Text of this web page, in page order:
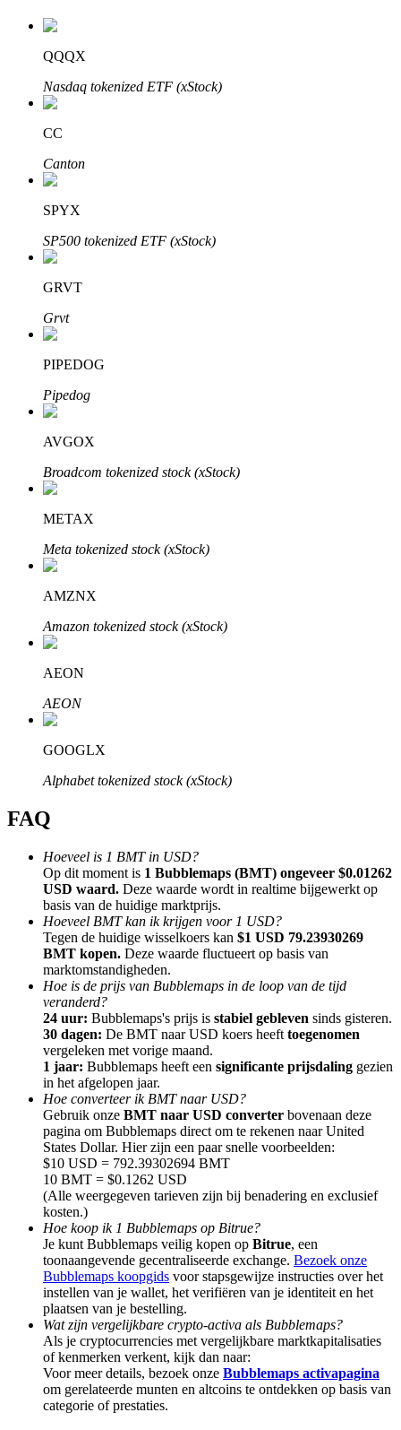
Auto Invest
Grijp langetermijnwinst en flexibele belangen
Leer staken
Meer informatie over het verdienen van passief inkomen
Bitrue
AI
Tot 65% commissies!
Doorverwijzing
Nodig een vriend uit om contante beloningen te ontvangen
BTC Welcome Rewards
BTC Welcome Rewards
Deposit & Trade BTC to Share 25000 USDT prize pool!
Deposit CASHCAT & Win
Share 500000 CASHCAT prize pool
Exclusive for BitMart Users
QQQX
Nasdaq tokenized ETF (xStock)
CC
Canton
SPYX
SP500 tokenized ETF (xStock)
GRVT
Grvt
PIPEDOG
Pipedog
AVGOX
Broadcom tokenized stock (xStock)
METAX
Meta tokenized stock (xStock)
AMZNX
Amazon tokenized stock (xStock)
AEON
AEON
GOOGLX
Alphabet tokenized stock (xStock)
FAQ
Hoeveel is 1 BMT in USD?
Op dit moment is 1 Bubblemaps (BMT) ongeveer $0.01262
USD waard. Deze waarde wordt in realtime bijgewerkt op
basis van de huidige marktprijs.
Hoeveel BMT kan ik krijgen voor 1 USD?
Tegen de huidige wisselkoers kan $1 USD 79.23930269
BMT kopen. Deze waarde fluctueert op basis van
marktomstandigheden.
Hoe is de prijs van Bubblemaps in de loop van de tijd
veranderd?
24 uur: Bubblemaps's prijs is stabiel gebleven sinds gisteren.
30 dagen: De BMT naar USD koers heeft toegenomen
vergeleken met vorige maand.
1 jaar: Bubblemaps heeft een significante prijsdaling gezien
in het afgelopen jaar.
Hoe converteer ik BMT naar USD?
Gebruik onze BMT naar USD converter bovenaan deze
pagina om Bubblemaps direct om te rekenen naar United
States Dollar. Hier zijn een paar snelle voorbeelden:
$10 USD = 792.39302694 BMT
10 BMT = $0.1262 USD
(Alle weergegeven tarieven zijn bij benadering en exclusief
kosten.)
Hoe koop ik 1 Bubblemaps op Bitrue?
Je kunt Bubblemaps veilig kopen op Bitrue, een
toonaangevende gecentraliseerde exchange. Bezoek onze
Bubblemaps koopgids voor stapsgewijze instructies over het
instellen van je wallet, het verifiëren van je identiteit en het
plaatsen van je bestelling.
Wat zijn vergelijkbare crypto-activa als Bubblemaps?
Als je cryptocurrencies met vergelijkbare marktkapitalisaties
of kenmerken verkent, kijk dan naar:
Voor meer details, bezoek onze Bubblemaps activapagina
om gerelateerde munten en altcoins te ontdekken op basis van
categorie of prestaties.